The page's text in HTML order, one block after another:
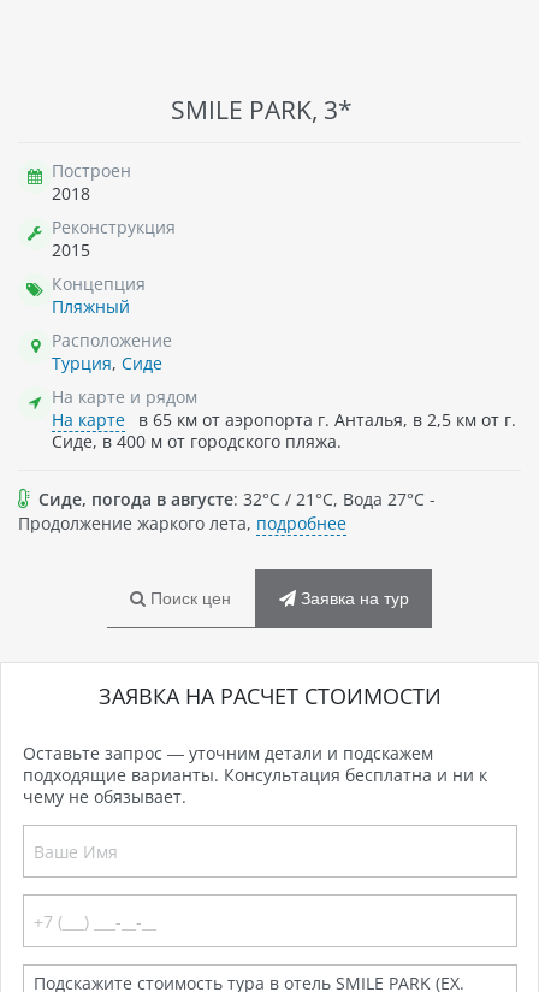
SMILE PARK, 3*
Построен
2018
Реконструкция
2015
Концепция
Пляжный
Расположение
Турция, Сиде
На карте и рядом
На карте
в 65 км от аэропорта г. Анталья, в 2,5 км от г.
Сиде, в 400 м от городского пляжа.
Сиде, погода в августе: 32°C / 21°C, Вода 27°C -
Продолжение жаркого лета, подробнее
Поиск цен Заявка на тур
ЗАЯВКА НА РАСЧЕТ СТОИМОСТИ
Оставьте запрос — уточним детали и подскажем
подходящие варианты. Консультация бесплатна и ни к
чему не обязывает.